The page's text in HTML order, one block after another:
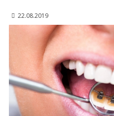
22.08.2019